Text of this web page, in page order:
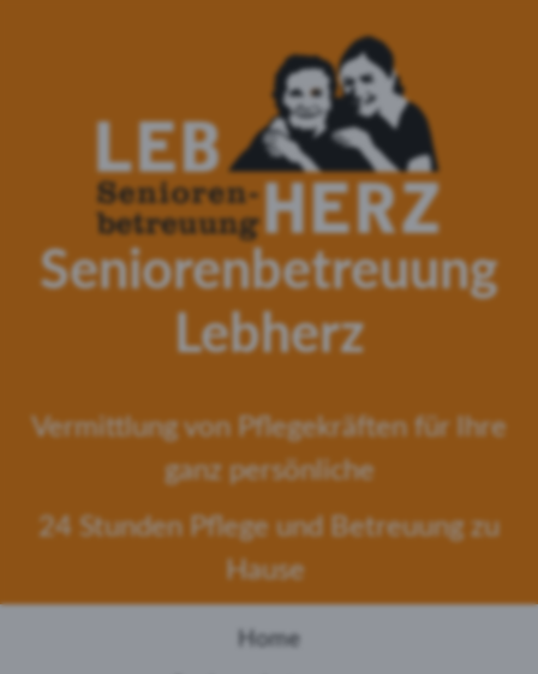
Seniorenbetreuung
Lebherz
Vermittlung von Pflegekräften für Ihre
ganz persönliche
24 Stunden Pflege und Betreuung zu
Hause
Home